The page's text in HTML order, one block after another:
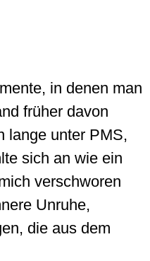
in denen man
früher davon
lange unter PMS,
sich an wie ein
verschworen
Unruhe,
die aus dem